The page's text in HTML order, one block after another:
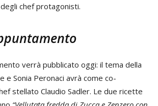
chef protagonisti.
verrà pubblicato oggi: il tema della
e Sonia Peronaci avrà come co-
stellato Claudio Sadler. Le due ricette